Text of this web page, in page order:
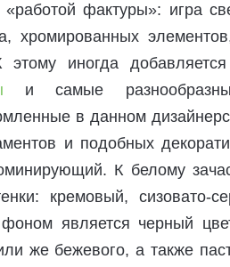
фактуры»: игра
хромированных
иногда
и самые
в данном
и подобных
К белому
кремовый, сизовато-
является черный
же бежевого, а также